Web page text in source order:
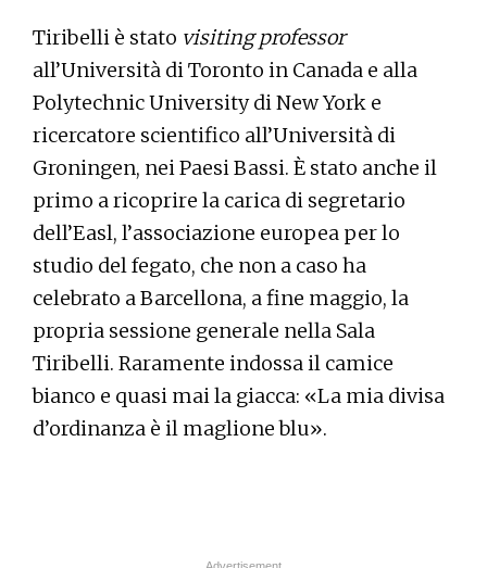
Tiribelli è stato visiting professor
all’Università di Toronto in Canada e alla
Polytechnic University di New York e
ricercatore scientifico all’Università di
Groningen, nei Paesi Bassi. È stato anche il
primo a ricoprire la carica di segretario
dell’Easl, l’associazione europea per lo
studio del fegato, che non a caso ha
celebrato a Barcellona, a fine maggio, la
propria sessione generale nella Sala
Tiribelli. Raramente indossa il camice
bianco e quasi mai la giacca: «La mia divisa
d’ordinanza è il maglione blu».